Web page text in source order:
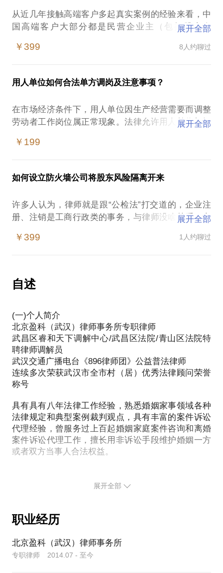
到尽头，不管开头有多美好，在夫妻感情确已破裂或
者没有和好的可能情形下，建议您不要纠结，早日放
手，给自己也给对方一个重新开始的机会，好聚好
散。关于子女抚养、夫妻共同财产分割（若有）问
更多关于婚姻感情和离婚问题可预约律师详细咨
【在行郑重提示】：此话题内容仅为该行家在法律领
不具有任何法律效力。如您需要聘请律师，在行建议
或其他形式的聘用合同。本话题内容及行家观点不代
案件），对我国法院特别是湖北地方法院系统处理离
婚案件的裁判尺度及司法惯例非常熟悉。如果您对离
婚的相关法律问题有疑问，我可以给予您专业解答及
【学员通过本话题能学到哪方面的知识】
范围和认定、夫妻个人财产范围和认定；
2、离婚共同财产分割的一般原则、离婚后房产归属问
3、一方婚前个人房产，离婚时婚后共同还贷及其增值
补偿等相关问题。
【学员可以结合自己的实际情况准备问题】
法院判决离婚的关键因素是夫妻感情“确已破裂”，具
同财产认定的关键是财产的和取得时间；如何处理房
议时，人民法院按按照不同情形分别处理。
咨询或者来所预约当面咨询！
【在行郑重提示】：此话题内容仅为该行家在法律领
域的个人经验、意见或观点，仅供学员参考使用，亦
不具有任何法律效力。如您需要聘请律师，在行建议
或其他形式的聘用合同。本话题内容及行家观点不代
表平台观点，平台对话题内容不予担保，烦请知悉。
从近几年接触高端客户多起真实案例的经验来看，中
国高端客户大部分都是民营企业主（包括股东身
往忽略一个重要问题，那就是家庭财富与企业经营之
牵连家庭，最后连最基本的家庭财富失去保障。
1、个人帐户收取企业往来经营款，导致刑事、民事双
重法律责任
现风险，则家财尽失
4、企业家婚风险不仅导致流失巨额财富，也会为控制
经营企业造成冲击
在实践工作中，结合《民法典》《公司法》《保险
法》和《信托法》的相关法律规定，我们总结了如下
业财务制度的规范、家庭财富提前传承、家族信托工
具的运用、银行资金池的独立配备、人寿保险合同当
事人架构设计、夫妻财产约定运用、资产代持的安
排、移民及境外资产的布局等应对技巧。
最后，想说的是，无论我们的企业家们多么忙碌，都
应该静下心来，与爱人一起商量商量，为家庭财富构
筑一道防火墙，以保障家业永续，财富传承！
PS:重要的事情说三遍:企业家一定要把家庭财产与企
业财产相隔离！！！更多法律实务操作，建议您可以
约聊律师当面沟通。
域的个人经验、意见或观点，仅供学员参考使用，亦
您通过正式途径签订相关的律师代理合同、顾问合同
或其他形式的聘用合同。本话题内容及行家观点不代
表平台观点，平台对话题内容不予担保，烦请知悉。
展开全部
￥399 8人约聊过
用人单位如何合法单方调岗及注意事项？
在市场经济条件下，用人单位因生产经营需要而调整
劳动者工作岗位属正常现象。法律允许用人单位根据
地点，不仅有利于维护用人单位经营发展，也有利于
但需要注意的是，如果支持用人单位对岗位或工作地
可依法请求继续履行劳动合同或补偿工资差额，甚至
有权提请仲裁确认用人单位变相违法解除劳动合同。
用工自主权调整劳动者工作岗位或地点时，也要充分
★用人单位对员工单方调岗极易产生劳动争议实务中
如何把握单方调岗尺度？
根据最高人民法院和人社部联合发布的第一批劳动人
事争议典型案例中，案例14· 用人单位如何行使用工
自主权合法调整劳动者的工作岗位和地点，对用人单
★实务中，岗位或工作地点调整的合理性一般考虑以
下因素：
1.是否基于用人单位生产经营需要；
4.是否对劳动报酬及其他劳动条件产生较大影响；
5.劳动者是否能够胜任调整的岗位；
展开全部
￥199
如何设立防火墙公司将股东风险隔离开来
许多人认为，律师就是跟“公检法”打交道的，企业注
册、注销是工商行政类的事务，与律师没啥关系，交
案件反向思考，从源头上防范内、外部风险，促进企
业健康发展，律师会做得更好。
一、注册公司常见误区
1. 随意选择企业类型。
不同类型企业，税负不同。个人独资企业/个体工商户
无需缴纳企业所得税，其经营所得按5%-35%的超额
累进税率缴纳个人所得税；有限责任公司，经营所得
除需缴纳25%的企业所得税，股东分红时还需缴纳
20%的个人所得税。
考虑到税务问题，很多人首选了个独、个体户等形
式。但是，个人独资企业/个体工商户/“一人公司”/合
公司制、合伙制、个人独资、个体工商户等企业类型
之间的区别，才能防范好风险。
2. 虚高注册资本
展开全部
￥399 1人约聊过
自述
(一)个人简介
北京盈科（武汉）律师事务所专职律师
武昌区睿和天下调解中心/武昌区法院/青山区法院特
聘律师调解员
武汉交通广播电台《896律师团》公益普法律师
连续多次荣获武汉市全市村（居）优秀法律顾问荣誉
称号
具有具有八年法律工作经验，熟悉婚姻家事领域各种
法律规定和典型案例裁判观点，具有丰富的案件诉讼
代理经验，曾服务过上百起婚姻家庭案件咨询和离婚
案件诉讼代理工作，擅长用非诉讼手段维护婚姻一方
或者双方当事人合法权益。
主攻业务方向和擅长领域为：
1、徐某某与姜某某因夫妻感情不合离婚纠纷一案，离
婚主要诉求:解除婚姻关系+房产分割；
2、王某某与陈某某协议离婚纠纷一案，参与离婚当事
展开全部
职业经历
北京盈科（武汉）律师事务所
专职律师 2014.07 - 至今